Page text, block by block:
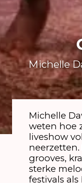
Michelle
Michelle
weten hoe
liveshow
grooves,
sterke
festivals als